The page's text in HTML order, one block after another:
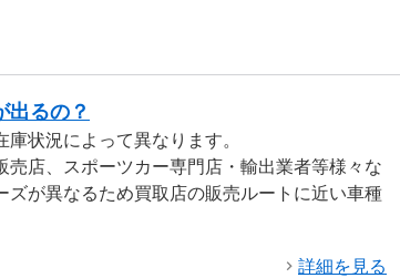
出るの？
状況によって異なります。
店、スポーツカー専門店・輸出業者等様々な
が異なるため買取店の販売ルートに近い車種
詳細を見る